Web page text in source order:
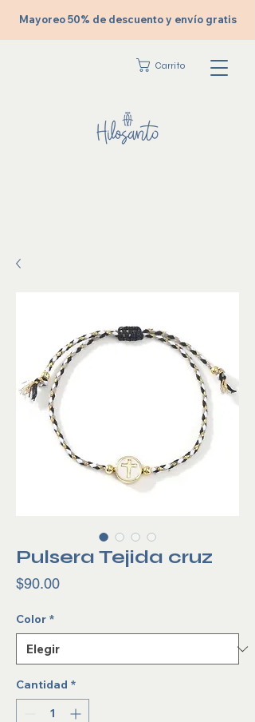
Mayoreo 50% de descuento y envío gratis
Carrito
Pulsera Tejida cruz
$90.00Precio
Color *
Cantidad *